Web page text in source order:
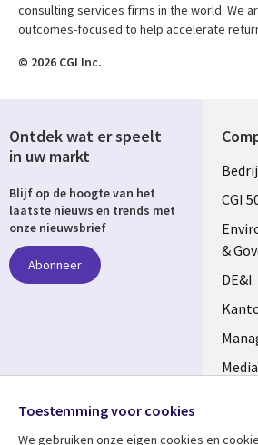
consulting services firms in the world. We
outcomes-focused to help accelerate
© 2026 CGI Inc.
CGI
&
DE&I
Ontdek wat er speelt
in uw markt
Blijf op de hoogte van het
laatste nieuws en trends met
onze nieuwsbrief
Abonneer
Toestemming voor cookies
We gebruiken onze eigen cookies en